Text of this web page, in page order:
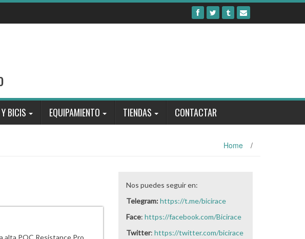
BICIS EQUIPAMIENTO TIENDAS CONTACTAR
Home /
alta POC Resistance Pro
Nos puedes seguir en:
Telegram:https://t.me/bicirace
Face: https://facebook.com/Bicirace
Twitter: https://twitter.com/bicirace